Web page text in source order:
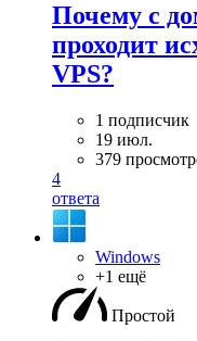
Почему с
проходит
VPS?
1 подписчик
19 июл.
379
4
ответа
Windows
+1 ещё
Простой